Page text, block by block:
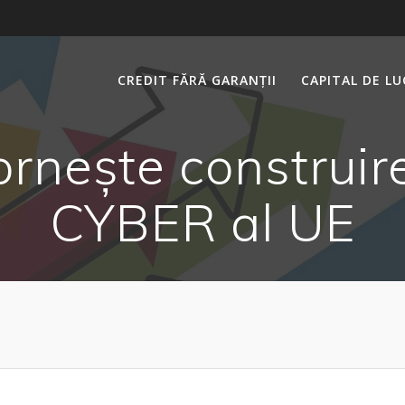
CREDIT FĂRĂ GARANȚII CAPITAL DE
CYBER al UE